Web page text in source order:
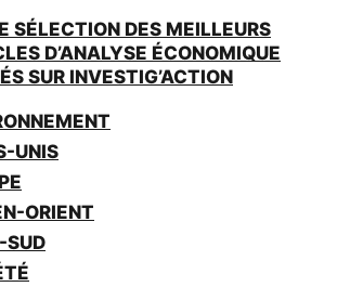
SÉLECTION DES MEILLEURS
D’ANALYSE ÉCONOMIQUE
SUR INVESTIG’ACTION
UNIS
ORIENT
SUD